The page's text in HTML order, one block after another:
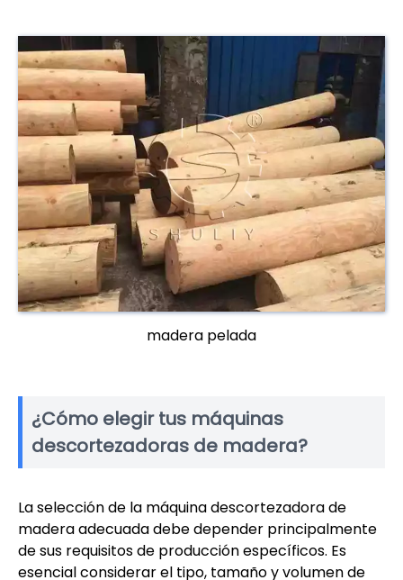
madera pelada
¿Cómo elegir tus máquinas
descortezadoras de madera?
La selección de la máquina descortezadora de
madera adecuada debe depender principalmente
de sus requisitos de producción específicos. Es
esencial considerar el tipo, tamaño y volumen de